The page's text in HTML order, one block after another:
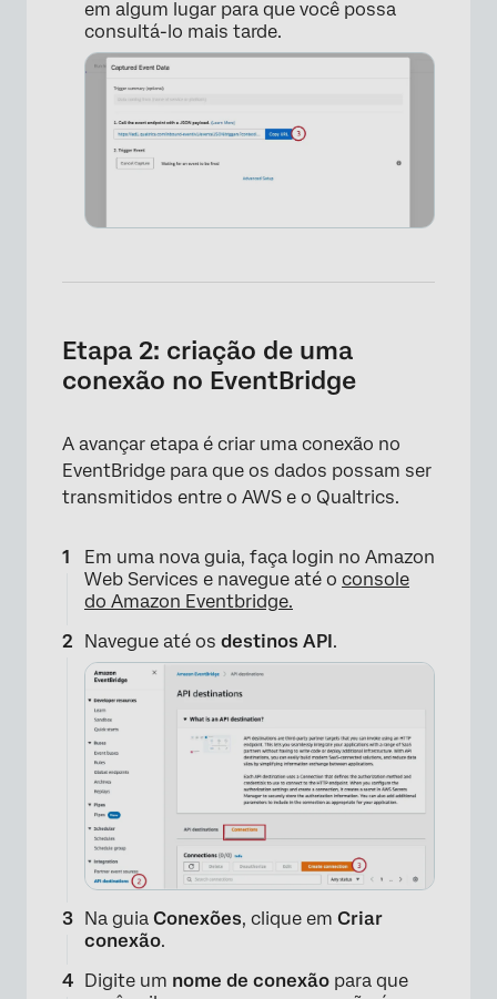
em algum lugar para que você possa
consultá-lo mais tarde.
×
Etapa 2: criação de uma
conexão no EventBridge
A avançar etapa é criar uma conexão no
EventBridge para que os dados possam ser
transmitidos entre o AWS e o Qualtrics.
Em uma nova guia, faça login no Amazon
Web Services e navegue até o console
do Amazon Eventbridge.
Navegue até os destinos API.
Na guia Conexões, clique em Criar
conexão.
Digite um nome de conexão para que